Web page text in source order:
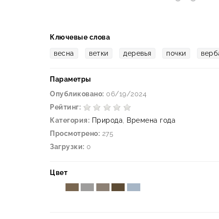
Ключевые слова
весна ветки деревья почки
Параметры
Опубликовано: 06/19/2024
Рейтинг:
Категория: Природа
Времена года
Просмотрено: 275
Загрузки: 0
Цвет